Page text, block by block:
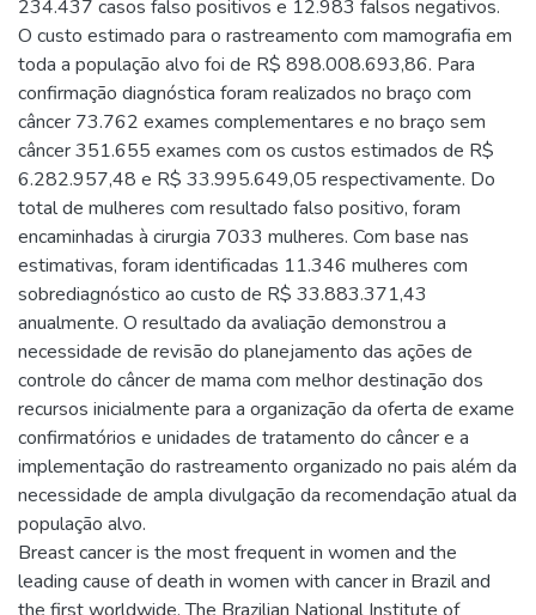
234.437 casos falso positivos e 12.983 falsos negativos.
O custo estimado para o rastreamento com mamografia em
toda a população alvo foi de R$ 898.008.693,86. Para
confirmação diagnóstica foram realizados no braço com
câncer 73.762 exames complementares e no braço sem
câncer 351.655 exames com os custos estimados de R$
6.282.957,48 e R$ 33.995.649,05 respectivamente. Do
total de mulheres com resultado falso positivo, foram
encaminhadas à cirurgia 7033 mulheres. Com base nas
estimativas, foram identificadas 11.346 mulheres com
sobrediagnóstico ao custo de R$ 33.883.371,43
anualmente. O resultado da avaliação demonstrou a
necessidade de revisão do planejamento das ações de
controle do câncer de mama com melhor destinação dos
recursos inicialmente para a organização da oferta de exame
confirmatórios e unidades de tratamento do câncer e a
implementação do rastreamento organizado no pais além da
necessidade de ampla divulgação da recomendação atual da
população alvo.
Breast cancer is the most frequent in women and the
leading cause of death in women with cancer in Brazil and